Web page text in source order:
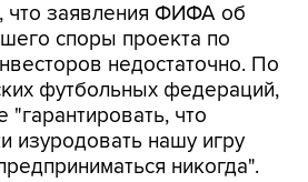
что заявления ФИФА об
споры проекта по
недостаточно. По
футбольных федераций,
что
изуродовать нашу игру
никогда".